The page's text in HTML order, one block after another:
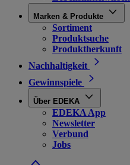
Marken & Produkte
Sortiment
Produktsuche
Produktherkunft
Nachhaltigkeit
Gewinnspiele
Über EDEKA
EDEKA App
Newsletter
Verbund
Jobs